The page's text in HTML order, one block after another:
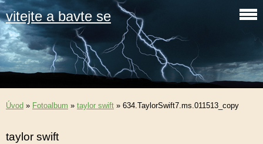
vitejte a bavte se
Úvod » Fotoalbum » taylor swift » 634.TaylorSwift7.ms.011513_copy
taylor swift